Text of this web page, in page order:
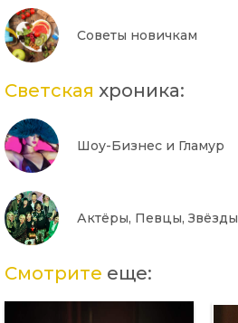
Советы новичкам
Светская хроника:
Шоу-Бизнес и Гламур
Актёры, Певцы, Звёзды
Смотрите еще: